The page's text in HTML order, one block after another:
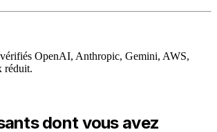
OpenAI, Anthropic, Gemini, AWS,
réduit.
dont vous avez